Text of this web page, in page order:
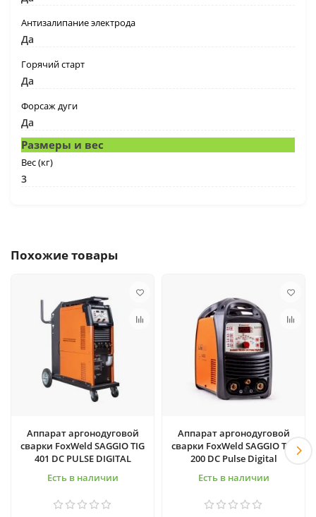
Антизалипание электрода
Да
Горячий старт
Да
Форсаж дуги
Да
Размеры и вес
Вес (кг)
3
Похожие товары
Аппарат аргонодуговой
сварки FoxWeld SAGGIO TIG
401 DC PULSE DIGITAL
Есть в наличии
Аппарат аргонодуговой
сварки FoxWeld SAGGIO TIG
200 DC Pulse Digital
Есть в наличии